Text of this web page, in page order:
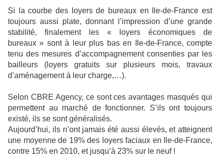
Si la courbe des loyers de bureaux en Ile-de-France est
toujours aussi plate, donnant l’impression d’une grande
stabilité, finalement les « loyers économiques de
bureaux » sont à leur plus bas en Ile-de-France, compte
tenu des mesures d’accompagnement consenties par les
bailleurs (loyers gratuits sur plusieurs mois, travaux
d’aménagement à leur charge,…).
Selon CBRE Agency, ce sont ces avantages masqués qui
permettent au marché de fonctionner. S’ils ont toujours
existé, ils se sont généralisés.
Aujourd’hui, ils n’ont jamais été aussi élevés, et atteignent
une moyenne de 19% des loyers faciaux en Ile-de-France,
contre 15% en 2010, et jusqu’à 23% sur le neuf !